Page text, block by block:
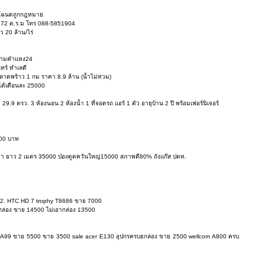
นดถูกกฎหมาย
ต.ร.ม โทร 088-5851904
20 ล้าน/ไร่
มคำแหง24
ร์ ทำเลดี
าดพร้าว 1 กม ราคา 8.9 ล้าน (น้ำไม่ท่วม)
เดือนละ 25000
ตรว. 3 ห้องนอน 2 ห้องน้ำ 1 ที่จอดรถ แอร์ 1 ตัว อายุบ้าน 2 ปี พร้อมเฟอร์นิเจอร์
บาท
ยาว 2 เมตร 35000 ป่องดูดควันใหญ่15000 สภาพดี80% ถังแก๊ส ปตท.
HTC HD 7 trophy T8686 ขาย 7000
อง ขาย 14500 ไม่เอากล่อง 13500
ขาย 5500 ขาย 3500 sale acer E130 อุปกรครบยกล่อง ขาย 2500 wellcom A800 ครบ